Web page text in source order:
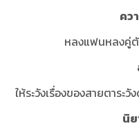
คว
หลงแฟนหลงคู่ตั
ให้ระวังเรื่องของสายตาระ
นิ